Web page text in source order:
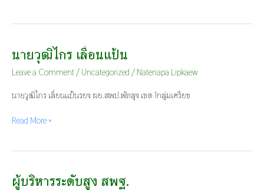
นายวุฒิไกร เลื่อนแป้น
Leave a Comment / Uncategorized / Natenapa Lipkaew
นายวุฒิไกร เลื่อนแป้นรอง ผอ.สพป.พัทลุง เขต 1กลุ่มเครือข
นาย
ไกร
แป้น
Read More »
ผู้บริหารระดับสูง สพฐ.
ผู้
บริหาร